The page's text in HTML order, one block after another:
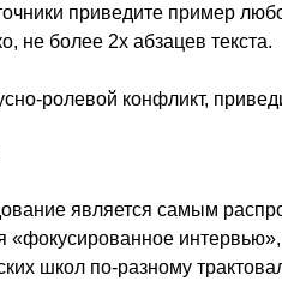
приведите пример
не более 2х абзацев текста.
ролевой конфликт,
является самым
«фокусированное
школ по-разному